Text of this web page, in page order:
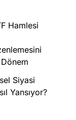
Hamlesi
Siyasi
Yansıyor?